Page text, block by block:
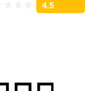
4.5